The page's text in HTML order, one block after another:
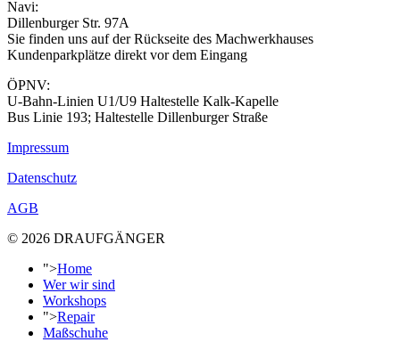
Navi:
Dillenburger Str. 97A
Sie finden uns auf der Rückseite des Machwerkhauses
Kundenparkplätze direkt vor dem Eingang
ÖPNV:
U-Bahn-Linien U1/U9 Haltestelle Kalk-Kapelle
Bus Linie 193; Haltestelle Dillenburger Straße
Impressum
Datenschutz
AGB
© 2026 DRAUFGÄNGER
">Home
Wer wir sind
Workshops
">Repair
Maßschuhe